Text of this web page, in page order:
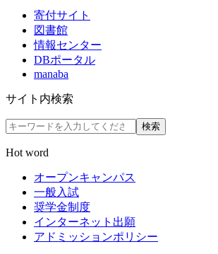
寄付サイト
図書館
情報センター
DBポータル
manaba
サイト内検索
検索
Hot word
オープンキャンパス
一般入試
奨学金制度
インターネット出願
アドミッションポリシー